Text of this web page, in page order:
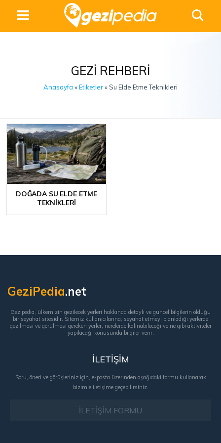
GEZI REHBERI
Anasayfa »Etiketler» Su Elde Etme Teknikleri
DOĞADA SU ELDE ETME
TEKNIKLERI
GeziPedia.net
Gezipedia, ülkemizin gezilecek yerleri hakkında detaylı ve güncel bilgilerin olduğu
bir seyahat sitesidir. Sitemiz kullanıcılarına; seyahat etmeyi planladığı yerlerde
gezilmesi ve görülmesi gereken yerler, nerelerde kalınabileceği ve ne gibi aktiviteler
yapılacağı konusunda bilgiler verir.
İLETİŞİM
Soru, öneri ve görüşleriniz için, e-posta üzerinden aşağıdaki formu kullanarak
bizimle iletişime geçebilirsiniz.
İLETİŞİM FORMU